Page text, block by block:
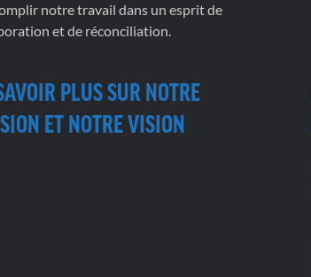
notre travail dans un esprit de
et de réconciliation.
PLUS SUR NOTRE
ET NOTRE VISION